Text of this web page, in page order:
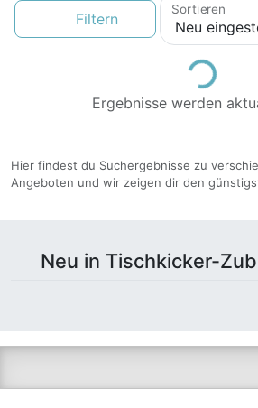
Filtern
Sortieren
Loading...
Ergebnisse werden
Hier findest du Suchergebnisse zu
Angeboten und wir zeigen dir den
Neu in Tischkicker-